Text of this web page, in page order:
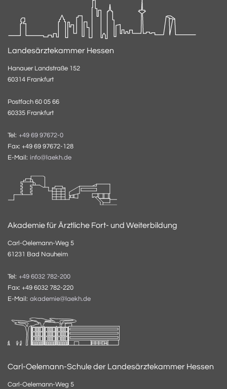
Landesärztekammer Hessen
Hanauer Landstraße 152
60314 Frankfurt
Postfach 60 05 66
60335 Frankfurt
Tel: +49 69 97672-0
Fax: +49 69 97672-128
E-Mail: info@laekh.de
Akademie für Ärztliche Fort- und Weiterbildung
Carl-Oelemann-Weg 5
61231 Bad Nauheim
Tel: +49 6032 782-200
Fax: +49 6032 782-220
E-Mail: akademie@laekh.de
Carl-Oelemann-Schule der Landesärztekammer Hessen
Carl-Oelemann-Weg 5